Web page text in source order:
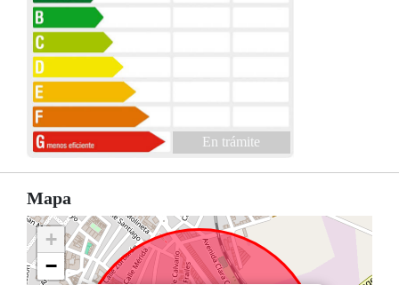
En trámite
Mapa
+
−